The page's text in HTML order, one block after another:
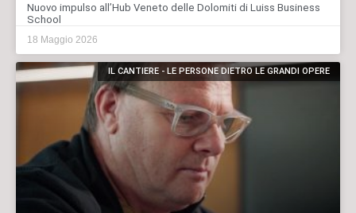
Nuovo impulso all’Hub Veneto delle Dolomiti di Luiss Business
School
18 Maggio 2026
IL CANTIERE - LE PERSONE DIETRO LE GRANDI OPERE